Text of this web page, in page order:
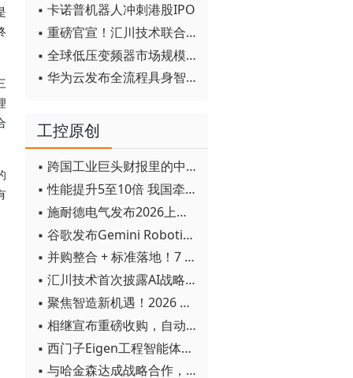
▪ 卡诺普机器人冲刺港股IPO
▪ 重磅官宣！汇川技术联合发起 D12 联盟，开创产教融合新范式
▪ 全球低压变频器市场规模2030年将超170亿美元
▪ 华为云发布全流程具身智能开发平台CloudRobo
工控原创
▪ 跨国工业巨头财报里的中国成绩单
▪ 性能提升5至10倍 我国牵头制定的WiTSnet工业以太网国际标准正式发布
▪ 施耐德电气发布2026上半年可持续发展成绩单 "Impact 2030"路线图开局稳健
▪ 谷歌发布Gemini Robotics 2模型 实现人形机器人全身智能控制突破
▪ 并购整合 + 标准落地！7 月工业自动化产业动态速递
▪ 汇川技术首次披露AI战略进展：从两个方面推动“AI业务化”落地
▪ 聚焦智造新机遇！2026 青岛数字化及智能制造技术论坛圆满落幕
▪ 相继宣布重磅收购，自动化巨头新一轮并购潮剑指何方？
▪ 西门子Eigen工程智能体落地中国，工业AI跨越物理世界“确定性”拐点
▪ 与哈金森达成战略合作，乐聚机器人何以持续获得工业巨头青睐？